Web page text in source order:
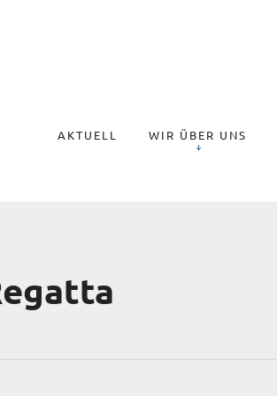
AKTUELL WIR ÜBER UNS